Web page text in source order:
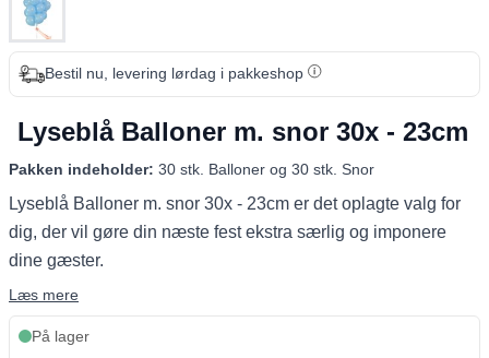
Bestil nu, levering lørdag i pakkeshop
Lyseblå Balloner m. snor 30x - 23cm
Pakken indeholder: 30 stk. Balloner og 30 stk. Snor
Lyseblå Balloner m. snor 30x - 23cm er det oplagte valg for
dig, der vil gøre din næste fest ekstra særlig og imponere
dine gæster.
Læs mere
På lager